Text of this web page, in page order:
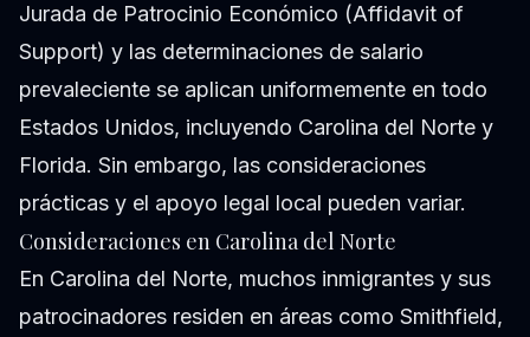
Jurada de Patrocinio Económico (Affidavit of
Support) y las determinaciones de salario
prevaleciente se aplican uniformemente en todo
Estados Unidos, incluyendo Carolina del Norte y
Florida. Sin embargo, las consideraciones
prácticas y el apoyo legal local pueden variar.
Consideraciones en Carolina del Norte
En Carolina del Norte, muchos inmigrantes y sus
patrocinadores residen en áreas como Smithfield,